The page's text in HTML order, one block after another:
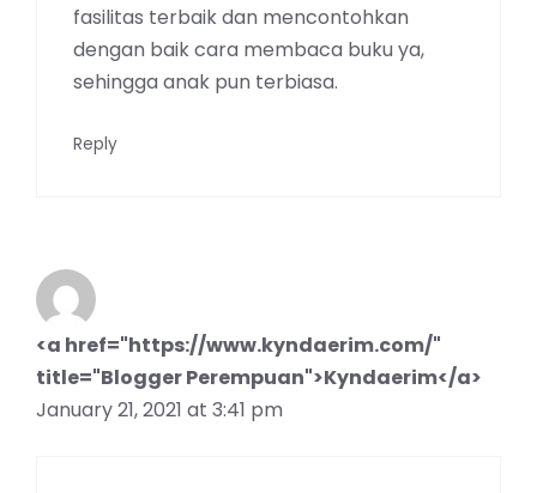
fasilitas terbaik dan mencontohkan
dengan baik cara membaca buku ya,
sehingga anak pun terbiasa.
Reply
<a href="https://www.kyndaerim.com/"
title="Blogger Perempuan">Kyndaerim</a>
January 21, 2021 at 3:41 pm